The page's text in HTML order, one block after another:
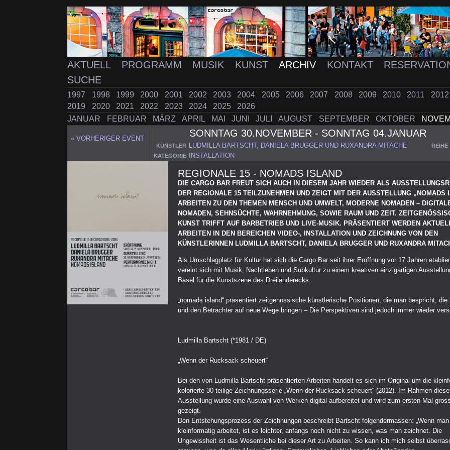
AKTUELL PROGRAMM MUSIK KUNST ARCHIV KONTAKT
SUCHE
1997 1998 1999 2000 2001 2002 2003 2004 2005 2006 2007 2008 2009 2010 2011
2019
2020 2021 2022 2023 2024 2025
2026
JANUAR
FEBRUAR MÄRZ APRIL MAI JUNI JULI AUGUST SEPTEMBER OKTOBER
« VORHERIGER EVENT SONNTAG 30.NOVEMBER - SONNTAG 04.JANUAR
KÜNSTLER LUDMILLA BARTSCHT, DANIELA BRUGGER UND RUXANDRA MITACHE
REIHE
KATEGORIE
INSTALLATION
REGIONALE 15 - NOMADS ISLAND
DIE CARGO BAR FREUT SICH AUCH IN DIESEM JAHR WIEDER ALS
DER REGIONALE 15 TEILZUNEHMEN UND ZEIGT MIT DER AUSSTELLUNG „NOMADS
ARBEITEN ZU DEN THEMEN MENSCH UND UMWELT, MODERNE NOMADEN –
NOMADEN, SEHNSÜCHTE, WAHRNEHMUNG, SOWIE RAUM UND ZEIT.
KUNST TRIFFT AUF BARBETRIEB UND LIVE-MUSIK. PRÄSENTIERT WERDEN
ARBEITEN IN DEN BEREICHEN VIDEO-, INSTALLATION UND ZEICHNUNG VON DEN
KÜNSTLERINNEN LUDMILLA BARTSCHT, DANIELA BRUGGER UND RUXANDRA
Als Umschlagplatz für Kultur hat sich die Cargo Bar seit ihrer Eröffnung vor 17 Jahren
vereint sich mit Musik, Nachtleben und Subkultur zu einem kreativen einzigartigen
Basel für die Kunstszene des Dreiländerecks.
„nomads island“ präsentiert zeitgenössische künstlerische Positionen, die man bespricht, die
und den Betrachter auf neue Wege bringen – Die Perspektiven sind jedoch immer wieder
Ludmilla Bartscht (*1981 / DE)
„Wenn der Rucksack scheuert“
Bei den von Ludmilla Bartscht präsentierten Arbeiten handelt es sich im Original um die
kolorierte 30-teilige Zeichnungsserie „Wenn der Rucksack scheuert“ (2012). Im Rahmen
Ausstellung wurde eine Auswahl von Werken digital aufbereitet und wird zum ersten Mal
gezeigt.
Den Entstehungsprozess der Zeichnungen beschreibt Bartscht folgendermassen: „Wenn man
kleinformatig arbeitet, ist es leichter, anfangs noch nicht zu wissen, was man zeichnet. Die
Ungewissheit ist das Wesentliche bei dieser Art zu Arbeiten. So kann ich mich selbst